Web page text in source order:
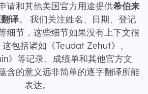
请和其他美国官方用途提供希伯来
译。 我们关注姓名、日期、登记
细节，这些细节如果没有上下文很
包括诸如《Teudat Zehut》、
》等记录、成绩单和其他官方文
含的意义远非简单的逐字翻译所能
表达。